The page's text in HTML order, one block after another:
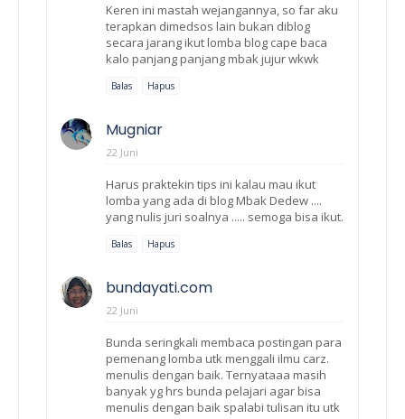
Keren ini mastah wejangannya, so far aku
terapkan dimedsos lain bukan diblog
secara jarang ikut lomba blog cape baca
kalo panjang panjang mbak jujur wkwk
Balas Hapus
Mugniar
22 Juni
Harus praktekin tips ini kalau mau ikut
lomba yang ada di blog Mbak Dedew ....
yang nulis juri soalnya ..... semoga bisa ikut.
Balas Hapus
bundayati.com
22 Juni
Bunda seringkali membaca postingan para
pemenang lomba utk menggali ilmu carz.
menulis dengan baik. Ternyataaa masih
banyak yg hrs bunda pelajari agar bisa
menulis dengan baik spalabi tulisan itu utk